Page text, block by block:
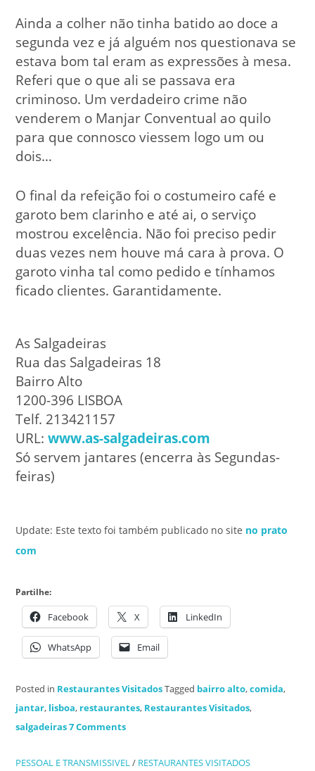
Ainda a colher não tinha batido ao doce a
segunda vez e já alguém nos questionava se
estava bom tal eram as expressões à mesa.
Referi que o que ali se passava era
criminoso. Um verdadeiro crime não
venderem o Manjar Conventual ao quilo
para que connosco viessem logo um ou
dois…
O final da refeição foi o costumeiro café e
garoto bem clarinho e até ai, o serviço
mostrou excelência. Não foi preciso pedir
duas vezes nem houve má cara à prova. O
garoto vinha tal como pedido e tínhamos
ficado clientes. Garantidamente.
As Salgadeiras
Rua das Salgadeiras 18
Bairro Alto
1200-396 LISBOA
Telf. 213421157
URL:www.as-salgadeiras.com
Só servem jantares (encerra às Segundas-
feiras)
Update: Este texto foi também publicado no site no prato
com
Partilhe:
Facebook X LinkedIn
WhatsApp Email
Posted in Restaurantes VisitadosTagged bairro alto,comida,
jantar, lisboa, restaurantes, Restaurantes Visitados,
salgadeiras7 Comments
PESSOAL E TRANSMISSIVEL/ RESTAURANTES VISITADOS